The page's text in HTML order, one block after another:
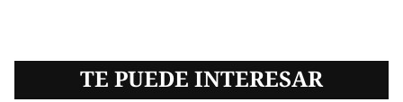
TE PUEDE INTERESAR